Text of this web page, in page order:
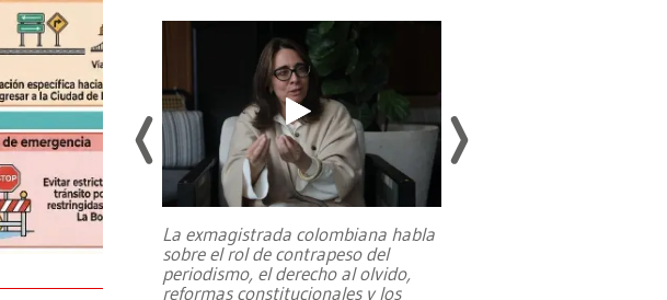
28 de
una
La exmagistrada colombiana habla
sobre el rol de contrapeso del
periodismo, el derecho al olvido,
reformas constitucionales y los